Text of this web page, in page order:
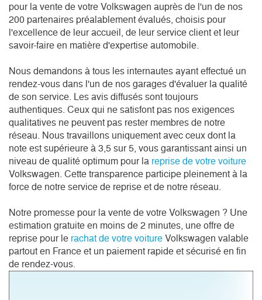
pour la vente de votre Volkswagen auprès de l'un de nos
200 partenaires préalablement évalués, choisis pour
l'excellence de leur accueil, de leur service client et leur
savoir-faire en matière d'expertise automobile.
Nous demandons à tous les internautes ayant effectué un
rendez-vous dans l'un de nos garages d'évaluer la qualité
de son service. Les avis diffusés sont toujours
authentiques. Ceux qui ne satisfont pas nos exigences
qualitatives ne peuvent pas rester membres de notre
réseau. Nous travaillons uniquement avec ceux dont la
note est supérieure à 3,5 sur 5, vous garantissant ainsi un
niveau de qualité optimum pour la reprise de votre voiture
Volkswagen. Cette transparence participe pleinement à la
force de notre service de reprise et de notre réseau.
Notre promesse pour la vente de votre Volkswagen ? Une
estimation gratuite en moins de 2 minutes, une offre de
reprise pour le rachat de votre voiture Volkswagen valable
partout en France et un paiement rapide et sécurisé en fin
de rendez-vous.